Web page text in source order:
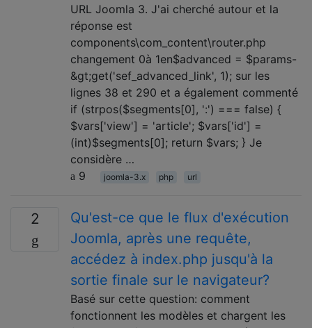
URL Joomla 3. J'ai cherché autour et la
réponse est
components\com_content\router.php
changement 0à 1en$advanced = $params-
&gt;get('sef_advanced_link', 1); sur les
lignes 38 et 290 et a également commenté
if (strpos($segments[0], ':') === false) {
$vars['view'] = 'article'; $vars['id'] =
(int)$segments[0]; return $vars; } Je
considère …
9
joomla-3.x php url
2
Qu'est-ce que le flux d'exécution
Joomla, après une requête,
accédez à index.php jusqu'à la
sortie finale sur le navigateur?
Basé sur cette question: comment
fonctionnent les modèles et chargent les